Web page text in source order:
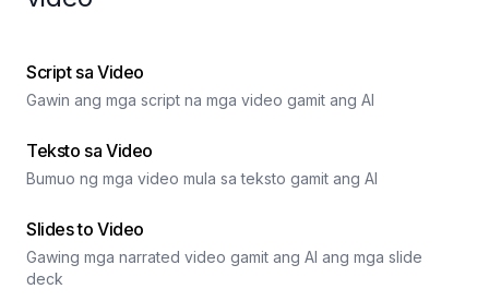
Script sa Video
Gawin ang mga script na mga video gamit ang AI
Teksto sa Video
Bumuo ng mga video mula sa teksto gamit ang AI
Slides to Video
Gawing mga narrated video gamit ang AI ang mga slide
deck